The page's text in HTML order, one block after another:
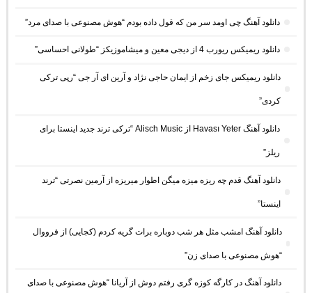
دانلود آهنگ چی اومد سر من که قول داده بودم “هوش مصنوعی با صدای مرد”
دانلود ریمیکس ریورب 4 از دیجی معین و میشاموزیکز “طولانی احساسی”
دانلود ریمیکس جای زخم از ایمان حاجی نژاد و آرین ای آر جی “رپی ترکی
کردی”
دانلود آهنگ Havası Yeter از Alisch Music “ترکی ترند جدید اینستا برای
ریلز”
دانلود آهنگ ﻗﺪم ﭼﻪ رﻳﺰه ﻣﻴﺰه ﻣﻴﮕﻦ اﻃﻮار ﻣﻴﺮﻳﺰه از آرمین نصرتی “ترند
اینستا”
دانلود آهنگ امشب مثل هر شب دوباره برات گریه کردم (کجایی) از فرووال
“هوش مصنوعی با صدای زن”
دانلود آهنگ در کارگه کوزه گری رفتم دوش از آریانا “هوش مصنوعی با صدای